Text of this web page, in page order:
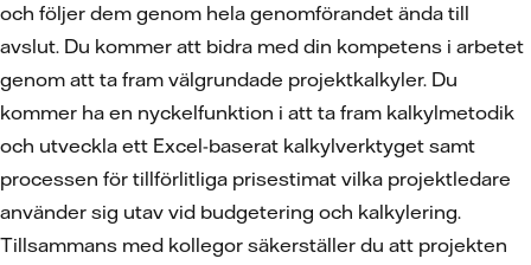
och följer dem genom hela genomförandet ända till
avslut. Du kommer att bidra med din kompetens i arbetet
genom att ta fram välgrundade projektkalkyler. Du
kommer ha en nyckelfunktion i att ta fram kalkylmetodik
och utveckla ett Excel-baserat kalkylverktyget samt
processen för tillförlitliga prisestimat vilka projektledare
använder sig utav vid budgetering och kalkylering.
Tillsammans med kollegor säkerställer du att projekten